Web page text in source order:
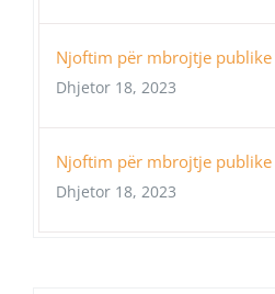
Njoftim për mbrojtje publike
Dhjetor 18, 2023
Njoftim për mbrojtje publike
Dhjetor 18, 2023